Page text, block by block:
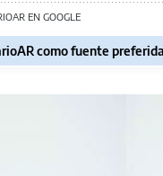
EN GOOGLE
como fuente preferida